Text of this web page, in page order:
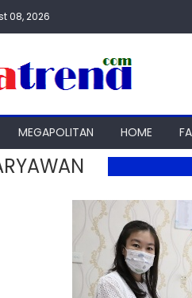
08, 2026
MEGAPOLITAN HOME